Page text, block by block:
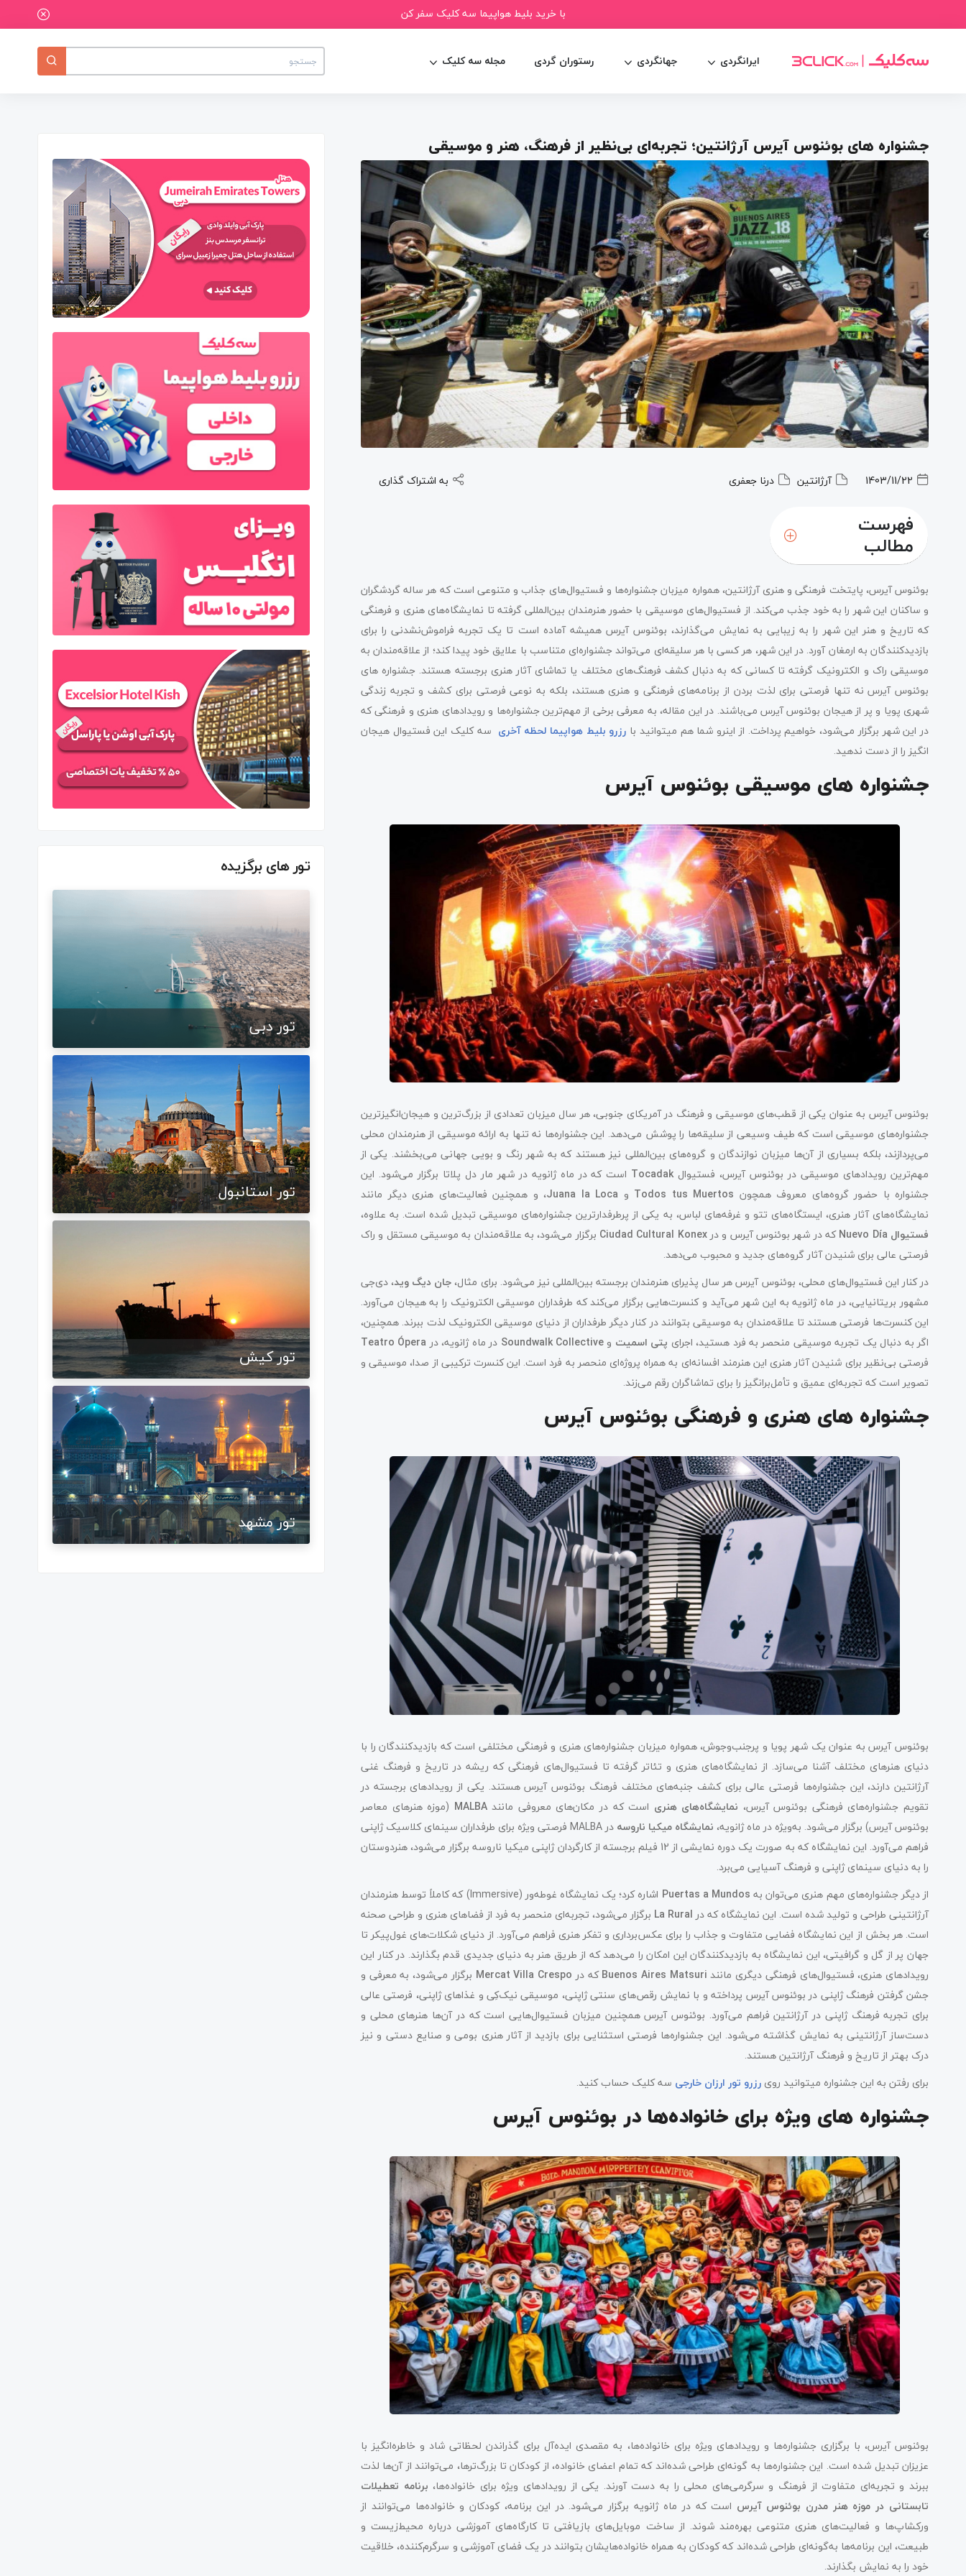
با خرید بلیط هواپیما سه کلیک سفر کن
ایرانگردی جهانگردی رستوران گردی مجله سه کلیک
جشنواره‌ های بوئنوس آیرس آرژانتین؛ تجربه‌ای بی‌نظیر از فرهنگ، هنر و موسیقی
1403/11/22 آرژانتین درنا جعفری به اشتراک گذاری
فهرست
مطالب
جشنواره‌ های هنری و فرهنگی بوئنوس آیرس
جشنواره‌ های ویژه برای خانواده‌ها در بوئنوس آیرس
جشنواره‌ های خاص و منحصر به فرد در بوئنوس آیرس
سخن پایانی
بوئنوس آیرس، پایتخت فرهنگی و هنری آرژانتین، همواره میزبان جشنواره‌ها و فستیوال‌های جذاب و متنوعی است که هر ساله گردشگران
و ساکنان این شهر را به خود جذب می‌کند. از فستیوال‌های موسیقی با حضور هنرمندان بین‌المللی گرفته تا نمایشگاه‌های هنری و فرهنگی
که تاریخ و هنر این شهر را به زیبایی به نمایش می‌گذارند، بوئنوس آیرس همیشه آماده است تا یک تجربه فراموش‌نشدنی را برای
بازدیدکنندگان به ارمغان آورد. در این شهر، هر کسی با هر سلیقه‌ای می‌تواند جشنواره‌ای متناسب با علایق خود پیدا کند؛ از علاقه‌مندان به
موسیقی راک و الکترونیک گرفته تا کسانی که به دنبال کشف فرهنگ‌های مختلف یا تماشای آثار هنری برجسته هستند. جشنواره‌ های
بوئنوس آیرس نه تنها فرصتی برای لذت بردن از برنامه‌های فرهنگی و هنری هستند، بلکه به نوعی فرصتی برای کشف و تجربه زندگی
شهری پویا و پر از هیجان بوئنوس آیرس می‌باشند. در این مقاله، به معرفی برخی از مهم‌ترین جشنواره‌ها و رویدادهای هنری و فرهنگی که
در این شهر برگزار می‌شود، خواهیم پرداخت. از اینرو شما هم میتوانید با رزرو بلیط هواپیما لحظه آخری سه کلیک این فستیوال هیجان
انگیز را از دست ندهید.
جشنواره‌ های موسیقی بوئنوس آیرس
بوئنوس آیرس به عنوان یکی از قطب‌های موسیقی و فرهنگ در آمریکای جنوبی، هر سال میزبان تعدادی از بزرگ‌ترین و هیجان‌انگیزترین
جشنواره‌های موسیقی است که طیف وسیعی از سلیقه‌ها را پوشش می‌دهد. این جشنواره‌ها نه تنها به ارائه موسیقی از هنرمندان محلی
می‌پردازند، بلکه بسیاری از آن‌ها میزبان نوازندگان و گروه‌های بین‌المللی نیز هستند که به شهر رنگ و بویی جهانی می‌بخشند. یکی از
مهم‌ترین رویدادهای موسیقی در بوئنوس آیرس، فستیوالTocadak است که در ماه ژانویه در شهر مار دل پلاتا برگزار می‌شود. این
جشنواره با حضور گروه‌های معروف همچون Todos tus Muertos و Juana la Loca، و همچنین فعالیت‌های هنری دیگر مانند
نمایشگاه‌های آثار هنری، ایستگاه‌های تتو و غرفه‌های لباس، به یکی از پرطرفدارترین جشنواره‌های موسیقی تبدیل شده است. به علاوه،
فستیوال Nuevo Día
که در شهر بوئنوس آیرس و درCiudad Cultural Konex برگزار می‌شود، به علاقه‌مندان به موسیقی مستقل و راک
فرصتی عالی برای شنیدن آثار گروه‌های جدید و محبوب می‌دهد.
در کنار این فستیوال‌های محلی، بوئنوس آیرس هر سال پذیرای هنرمندان برجسته بین‌المللی نیز می‌شود. برای مثال، جان دیگ وید، دی‌جی
مشهور بریتانیایی، در ماه ژانویه به این شهر می‌آید و کنسرت‌هایی برگزار می‌کند که طرفداران موسیقی الکترونیک را به هیجان می‌آورد.
این کنسرت‌ها فرصتی هستند تا علاقه‌مندان به موسیقی بتوانند در کنار دیگر طرفداران از دنیای موسیقی الکترونیک لذت ببرند. همچنین،
اگر به دنبال یک تجربه موسیقی منحصر به فرد هستید، اجرای پتی اسمیت و Soundwalk Collective در ماه ژانویه، در Teatro Ópera
فرصتی بی‌نظیر برای شنیدن آثار هنری این هنرمند افسانه‌ای به همراه پروژه‌ای منحصر به فرد است. این کنسرت ترکیبی از صدا، موسیقی و
تصویر است که تجربه‌ای عمیق و تأمل‌برانگیز را برای تماشاگران رقم می‌زند.
جشنواره‌ های هنری و فرهنگی بوئنوس آیرس
بوئنوس آیرس به عنوان یک شهر پویا و پرجنب‌وجوش، همواره میزبان جشنواره‌های هنری و فرهنگی مختلفی است که بازدیدکنندگان را با
دنیای هنرهای مختلف آشنا می‌سازد. از نمایشگاه‌های هنری و تئاتر گرفته تا فستیوال‌های فرهنگی که ریشه در تاریخ و فرهنگ غنی
آرژانتین دارند، این جشنواره‌ها فرصتی عالی برای کشف جنبه‌های مختلف فرهنگ بوئنوس آیرس هستند. یکی از رویدادهای برجسته در
تقویم جشنواره‌های فرهنگی بوئنوس آیرس، نمایشگاه‌های هنری است که در مکان‌های معروفی مانندMALBA (موزه هنرهای معاصر
بوئنوس آیرس) برگزار می‌شود. به‌ویژه در ماه ژانویه، نمایشگاه میکیا ناروسه
در MALBA فرصتی ویژه برای طرفداران سینمای کلاسیک ژاپنی
فراهم می‌آورد. این نمایشگاه که به صورت یک دوره نمایشی از 12 فیلم برجسته از کارگردان ژاپنی میکیا ناروسه برگزار می‌شود، هنردوستان
را به دنیای سینمای ژاپنی و فرهنگ آسیایی می‌برد.
از دیگر جشنواره‌های مهم هنری می‌توان به Puertas a Mundos
اشاره کرد؛ یک نمایشگاه غوطه‌ور (Immersive) که کاملاً توسط هنرمندان
آرژانتینی طراحی و تولید شده است. این نمایشگاه که در La Rural برگزار می‌شود، تجربه‌ای منحصر به فرد از فضاهای هنری و طراحی صحنه
است. هر بخش از این نمایشگاه فضایی متفاوت و جذاب را برای عکس‌برداری و تفکر هنری فراهم می‌آورد. از دنیای شکلات‌های غول‌پیکر تا
جهان پر از گل و گرافیتی، این نمایشگاه به بازدیدکنندگان این امکان را می‌دهد که از طریق هنر به دنیای جدیدی قدم بگذارند. در کنار این
رویدادهای هنری، فستیوال‌های فرهنگی دیگری مانند Buenos Aires Matsuriکه در Mercat Villa Crespo برگزار می‌شود، به معرفی و
جشن گرفتن فرهنگ ژاپنی در بوئنوس آیرس پرداخته و با نمایش رقص‌های سنتی ژاپنی، موسیقی نیک‌کِی و غذاهای ژاپنی، فرصتی عالی
برای تجربه فرهنگ ژاپنی در آرژانتین فراهم می‌آورد. بوئنوس آیرس همچنین میزبان فستیوال‌هایی است که در آن‌ها هنرهای محلی و
دست‌ساز آرژانتینی به نمایش گذاشته می‌شود. این جشنواره‌ها فرصتی استثنایی برای بازدید از آثار هنری بومی و صنایع دستی و نیز
درک بهتر از تاریخ و فرهنگ آرژانتین هستند.
برای رفتن به این جشنواره میتوانید روی رزرو تور ارزان خارجی سه کلیک حساب کنید.
جشنواره‌ های ویژه برای خانواده‌ها در بوئنوس آیرس
بوئنوس آیرس، با برگزاری جشنواره‌ها و رویدادهای ویژه برای خانواده‌ها، به مقصدی ایده‌آل برای گذراندن لحظاتی شاد و خاطره‌انگیز با
عزیزان تبدیل شده است. این جشنواره‌ها به گونه‌ای طراحی شده‌اند که تمام اعضای خانواده، از کودکان تا بزرگ‌ترها، می‌توانند از آن‌ها لذت
ببرند و تجربه‌ای متفاوت از فرهنگ و سرگرمی‌های محلی را به دست آورند. یکی از رویدادهای ویژه برای خانواده‌ها، برنامه تعطیلات
تابستانی در موزه هنر مدرن بوئنوس آیرس است که در ماه ژانویه برگزار می‌شود. در این برنامه، کودکان و خانواده‌ها می‌توانند از
ورکشاپ‌ها و فعالیت‌های هنری متنوعی بهره‌مند شوند. از ساخت موبایل‌های بازیافتی تا کارگاه‌های آموزشی درباره محیط‌زیست و
طبیعت، این برنامه‌ها به‌گونه‌ای طراحی شده‌اند که کودکان به همراه خانواده‌هایشان بتوانند در یک فضای آموزشی و سرگرم‌کننده، خلاقیت
خود را به نمایش بگذارند.
تور های برگزیده
تور دبی
تور استانبول
تور کیش
تور مشهد